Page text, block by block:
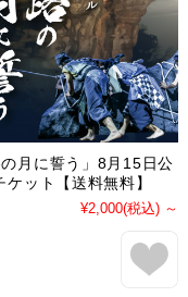
の月に誓う」8月15日公
ケット【送料無料】
¥2,000(税込) ～